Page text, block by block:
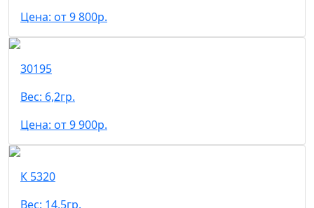
Цена: от 9 800р.
30195
Вес: 6,2гр.
Цена: от 9 900р.
К 5320
Вес: 14,5гр.